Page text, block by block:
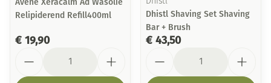
Avene Xeracalm Ad Wasolie
Relipiderend Refill400ml
€ 19,90
Dhistl Shaving Set Shaving
Bar + Brush
€ 43,50